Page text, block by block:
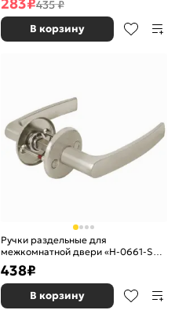
435 ₽
В корзину
Ручки раздельные для
межкомнатной двери «H-0661-SN»
МатНикель
438₽
В корзину